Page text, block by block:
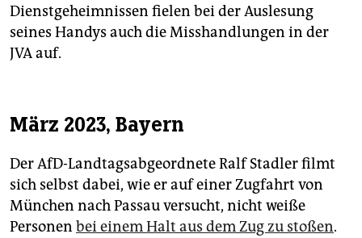
Dienstgeheimnissen fielen bei der Auslesung
seines Handys auch die Misshandlungen in der
JVA auf.
März 2023, Bayern
Der AfD-Landtagsabgeordnete Ralf Stadler filmt
sich selbst dabei, wie er auf einer Zugfahrt von
München nach Passau versucht, nicht weiße
Personen bei einem Halt aus dem Zug zu stoßen.